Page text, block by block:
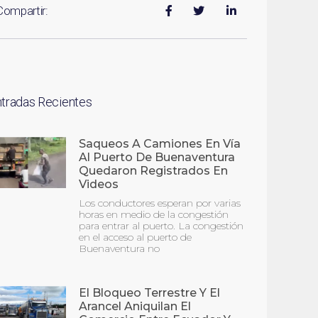
Recientes
Saqueos A Camiones En Vía
Al Puerto De Buenaventura
Quedaron Registrados En
Videos
Los conductores esperan por varias
horas en medio de la congestión
para entrar al puerto. La congestión
en el acceso al puerto de
Buenaventura no
El Bloqueo Terrestre Y El
Arancel Aniquilan El